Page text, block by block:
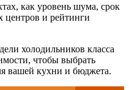
как уровень шума, срок
центров и рейтинги
холодильников класса
чтобы выбрать
вашей кухни и бюджета.